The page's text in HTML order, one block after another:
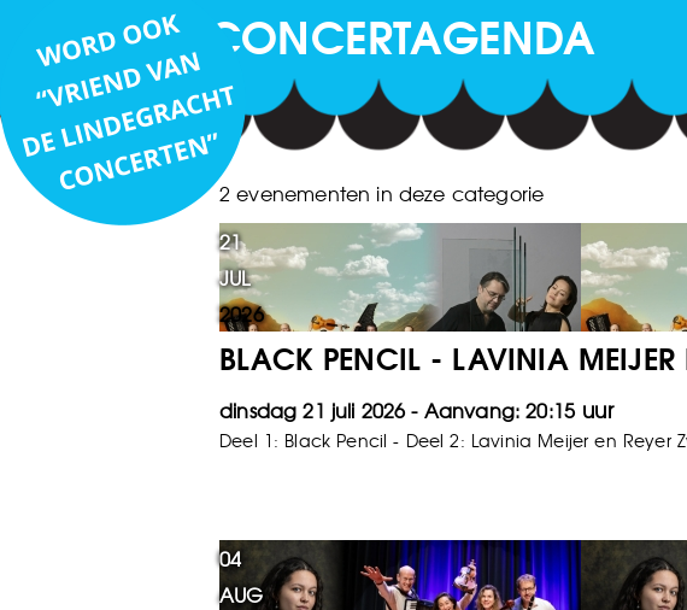
CONCERTAGENDA
2 evenementen in deze categorie
21
JUL
2026
BLACK PENCIL - LAVINIA MEIJER
dinsdag 21 juli 2026 20:15
Deel 1: Black Pencil - Deel 2: Lavinia Meijer en Reyer
04
AUG